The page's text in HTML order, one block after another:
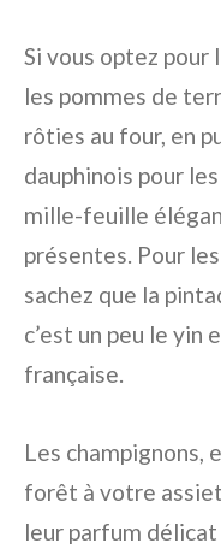
Si vous optez pour
les pommes de
rôties au four, en
dauphinois pour
mille-feuille
présentes. Pour
sachez que la
c’est un peu le yin
française.
Les champignons,
forêt à votre
leur parfum